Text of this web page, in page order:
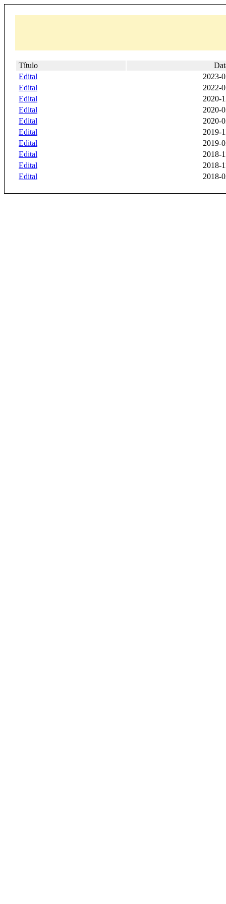
Título
Edital
2023-
Edital
2022-
Edital
2020-
Edital
2020-
Edital
2020-
Edital
2019-
Edital
2019-
Edital
2018-
Edital
2018-
Edital
2018-